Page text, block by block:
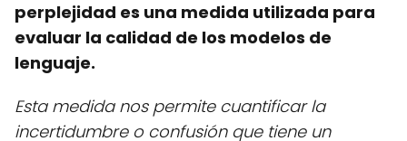
perplejidad es una medida utilizada para
evaluar la calidad de los modelos de
lenguaje.
Esta medida nos permite cuantificar la
incertidumbre o confusión que tiene un